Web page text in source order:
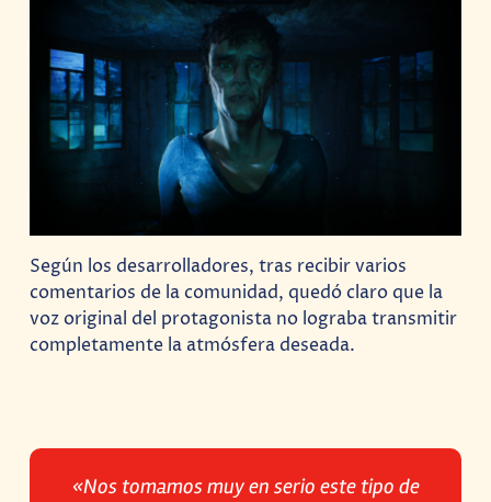
Según los desarrolladores, tras recibir varios
comentarios de la comunidad, quedó claro que la
voz original del protagonista no lograba transmitir
completamente la atmósfera deseada.
«Nos tomamos muy en serio este tipo de